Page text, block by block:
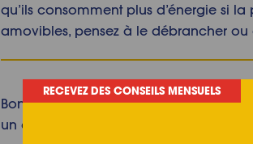
qu’ils consomment plus d’énergie si la
amovibles, pensez à le débrancher ou
Bon maintenant que vous connaissez
un éclair ? On commence par vous
RECEVEZ DES CONSEILS MENSUELS